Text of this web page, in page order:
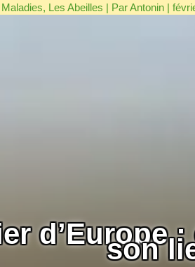
, Les Abeilles | ParAntonin |
d’Europe:
son